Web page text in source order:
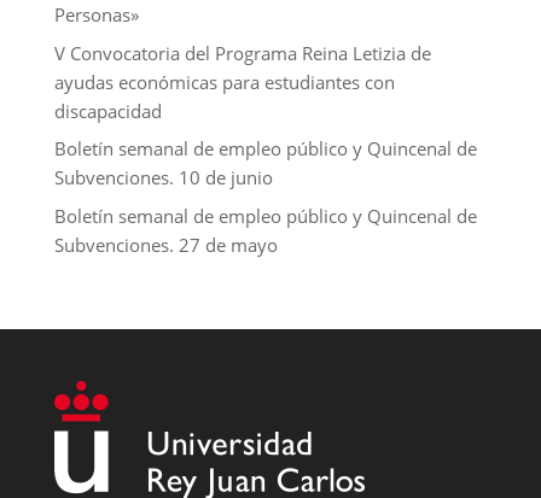
Personas»
V Convocatoria del Programa Reina Letizia de
ayudas económicas para estudiantes con
discapacidad
Boletín semanal de empleo público y Quincenal de
Subvenciones. 10 de junio
Boletín semanal de empleo público y Quincenal de
Subvenciones. 27 de mayo